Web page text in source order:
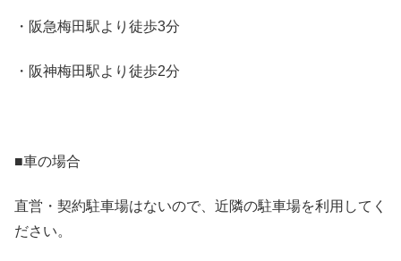
・阪急梅田駅より徒歩3分
・阪神梅田駅より徒歩2分
■車の場合
直営・契約駐車場はないので、近隣の駐車場を利用してく
ださい。